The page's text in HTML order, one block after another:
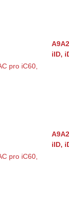
iID,
iID,